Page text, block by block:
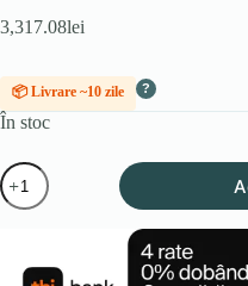
3,317.08lei
📦 Livrare ~10 zile ?
În stoc
Cantitate
Set
compus
ALICANTE